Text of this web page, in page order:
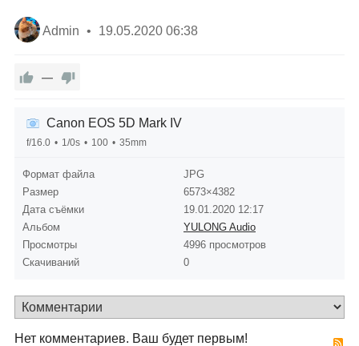
Admin 19.05.2020 06:38
—
Canon EOS 5D Mark IV
f/16.0 1/0s 100 35mm
Формат файла
JPG
Размер
6573×4382
Дата съёмки
19.01.2020 12:17
Альбом
YULONG Audio
Просмотры
4996 просмотров
Скачиваний
0
Нет комментариев. Ваш будет первым!